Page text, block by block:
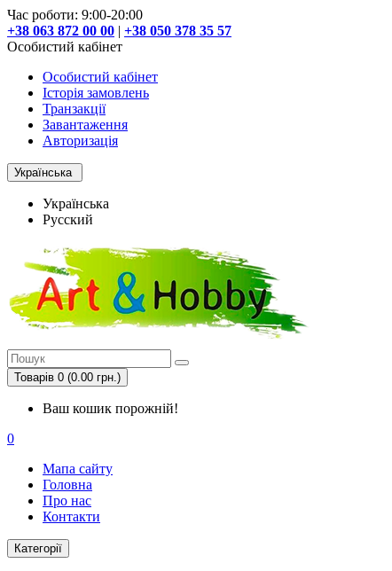
Час роботи: 9:00-20:00
+38 063 872 00 00 | +38 050 378 35 57
Особистий кабінет
Особистий кабінет
Історія замовлень
Транзакції
Завантаження
Авторизація
Українська
Українська
Русский
Товарів 0 (0.00 грн.)
Ваш кошик порожній!
0
Мапа сайту
Головна
Про нас
Контакти
Категорії